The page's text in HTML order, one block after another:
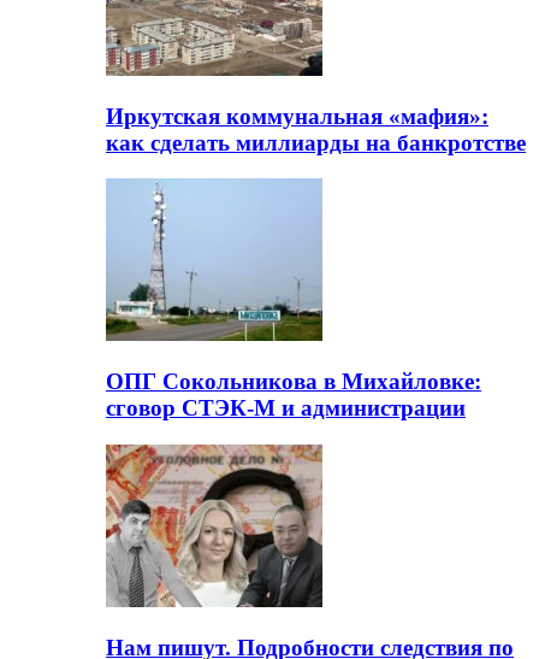
Иркутская коммунальная «мафия»:
как сделать миллиарды на банкротстве
ОПГ Сокольникова в Михайловке:
сговор СТЭК-М и администрации
Нам пишут. Подробности следствия по